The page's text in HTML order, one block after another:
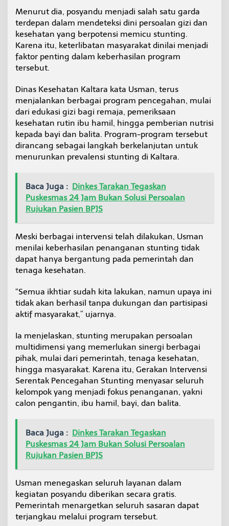
Menurut dia, posyandu menjadi salah satu garda
terdepan dalam mendeteksi dini persoalan gizi dan
kesehatan yang berpotensi memicu stunting.
Karena itu, keterlibatan masyarakat dinilai menjadi
faktor penting dalam keberhasilan program
tersebut.
Dinas Kesehatan Kaltara kata Usman, terus
menjalankan berbagai program pencegahan, mulai
dari edukasi gizi bagi remaja, pemeriksaan
kesehatan rutin ibu hamil, hingga pemberian nutrisi
kepada bayi dan balita. Program-program tersebut
dirancang sebagai langkah berkelanjutan untuk
menurunkan prevalensi stunting di Kaltara.
Baca Juga : Dinkes Tarakan Tegaskan
Puskesmas 24 Jam Bukan Solusi Persoalan
Rujukan Pasien BPJS
Meski berbagai intervensi telah dilakukan, Usman
menilai keberhasilan penanganan stunting tidak
dapat hanya bergantung pada pemerintah dan
tenaga kesehatan.
“Semua ikhtiar sudah kita lakukan, namun upaya ini
tidak akan berhasil tanpa dukungan dan partisipasi
aktif masyarakat,” ujarnya.
Ia menjelaskan, stunting merupakan persoalan
multidimensi yang memerlukan sinergi berbagai
pihak, mulai dari pemerintah, tenaga kesehatan,
hingga masyarakat. Karena itu, Gerakan Intervensi
Serentak Pencegahan Stunting menyasar seluruh
kelompok yang menjadi fokus penanganan, yakni
calon pengantin, ibu hamil, bayi, dan balita.
Baca Juga : Dinkes Tarakan Tegaskan
Puskesmas 24 Jam Bukan Solusi Persoalan
Rujukan Pasien BPJS
Usman menegaskan seluruh layanan dalam
kegiatan posyandu diberikan secara gratis.
Pemerintah menargetkan seluruh sasaran dapat
terjangkau melalui program tersebut.